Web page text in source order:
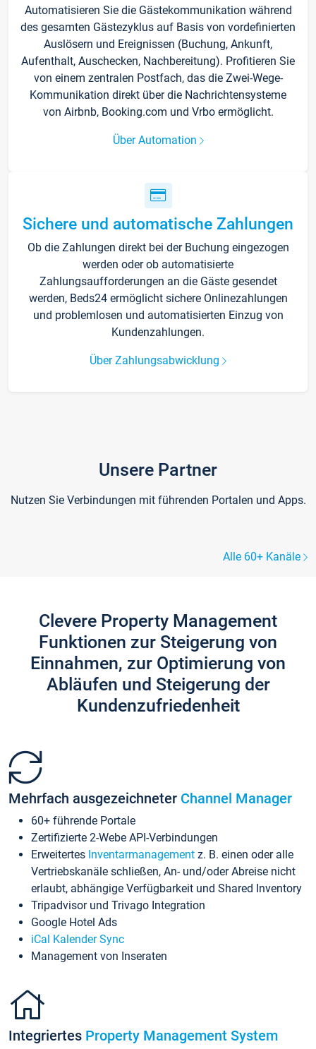
Automatisieren Sie die Gästekommunikation während
des gesamten Gästezyklus auf Basis von vordefinierten
Auslösern und Ereignissen (Buchung, Ankunft,
Aufenthalt, Auschecken, Nachbereitung). Profitieren Sie
von einem zentralen Postfach, das die Zwei-Wege-
Kommunikation direkt über die Nachrichtensysteme
von Airbnb, Booking.com und Vrbo ermöglicht.
Über Automation
Sichere und automatische Zahlungen
Ob die Zahlungen direkt bei der Buchung eingezogen
werden oder ob automatisierte
Zahlungsaufforderungen an die Gäste gesendet
werden, Beds24 ermöglicht sichere Onlinezahlungen
und problemlosen und automatisierten Einzug von
Kundenzahlungen.
Über Zahlungsabwicklung
Unsere Partner
Nutzen Sie Verbindungen mit führenden Portalen und Apps.
Alle 60+ Kanäle
Clevere Property Management
Funktionen zur Steigerung von
Einnahmen, zur Optimierung von
Abläufen und Steigerung der
Kundenzufriedenheit
Mehrfach ausgezeichneter Channel Manager
60+ führende Portale
Zertifizierte 2-Webe API-Verbindungen
Erweitertes Inventarmanagement z. B. einen oder alle
Vertriebskanäle schließen, An- und/oder Abreise nicht
erlaubt, abhängige Verfügbarkeit und Shared Inventory
Tripadvisor und Trivago Integration
Google Hotel Ads
iCal Kalender Sync
Management von Inseraten
Integriertes Property Management System